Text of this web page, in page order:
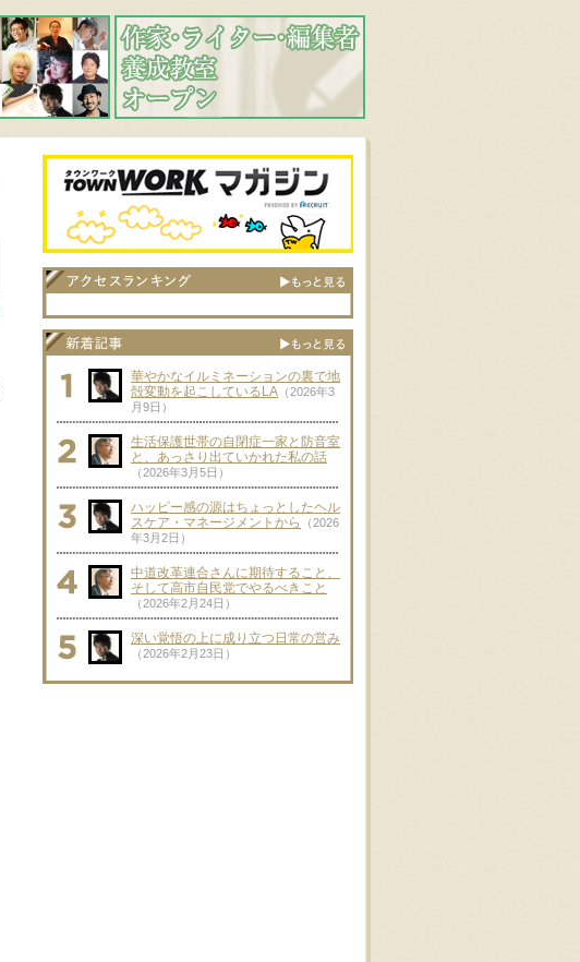
華やかなイルミネーションの裏で地
殻変動を起こしているLA （2026年3
月9日）
生活保護世帯の自閉症一家と防音室
と、あっさり出ていかれた私の話
（2026年3月5日）
ハッピー感の源はちょっとしたヘル
スケア・マネージメントから
（2026
年3月2日）
中道改革連合さんに期待すること、
そして高市自民党でやるべきこと
（2026年2月24日）
深い覚悟の上に成り立つ日常の営み
（2026年2月23日）